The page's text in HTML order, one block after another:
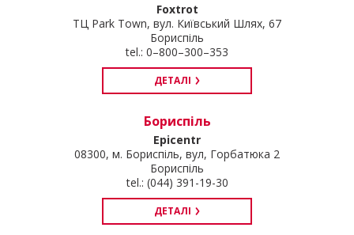
Foxtrot
ТЦ Park Town, вул. Київський Шлях, 67
Бориспіль
tel.: 0–800–300–353
ДЕТАЛІ
Бориспіль
Epicentr
08300, м. Бориспіль, вул, Горбатюка 2
Бориспіль
tel.: (044) 391-19-30
ДЕТАЛІ